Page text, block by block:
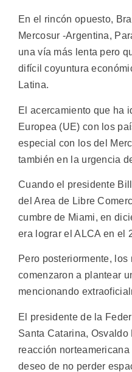
En el rincón opuesto,
Mercosur -Argentina,
una vía más lenta pero
difícil coyuntura
Latina.
El acercamiento que ha
Europea (UE) con los
especial con los del
también en la urgencia
Cuando el presidente
del Area de Libre
cumbre de Miami, en
era lograr el ALCA en el
Pero posteriormente, los
comenzaron a plantear
mencionando
El presidente de la
Santa Catarina,
reacción
deseo de no perder